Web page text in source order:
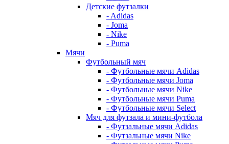
Детские футзалки
- Adidas
- Joma
- Nike
- Puma
Мячи
Футбольный мяч
- Футбольные мячи Adidas
- Футбольные мячи Joma
- Футбольные мячи Nike
- Футбольные мячи Puma
- Футбольные мячи Select
Мяч для футзала и мини-футбола
- Футзальные мячи Adidas
- Футзальные мячи Nike